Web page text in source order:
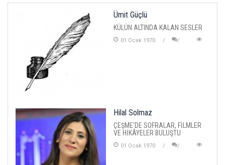
Ümit Güçlü
KÜLÜN ALTINDA KALAN SESLER
01 Ocak 1970
Hilal Solmaz
ÇEŞME'DE SOFRALAR, FİLMLER
VE HİKÂYELER BULUŞTU
01 Ocak 1970